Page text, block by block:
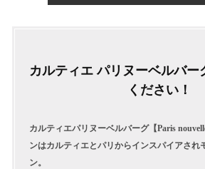
カルティエ パリヌーベルバー
ください！
カルティエパリヌーベルバーグ【Paris
ンはカルティエとパリからインスパイアされ
ン。